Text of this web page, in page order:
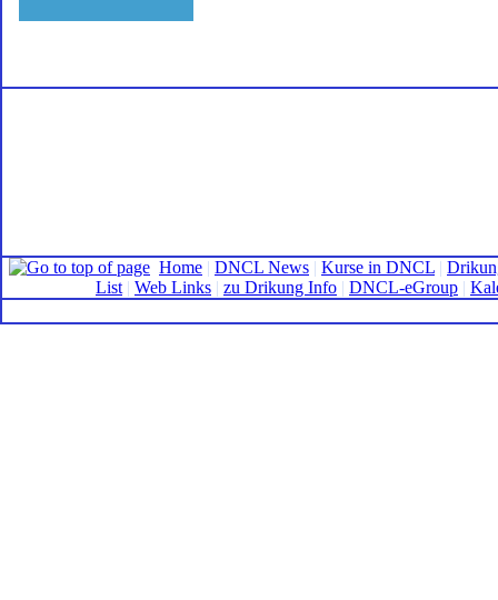
Home | DNCL News | Kurse in DNCL |
List | Web Links | zu Drikung Info | DNCL-eGroup |